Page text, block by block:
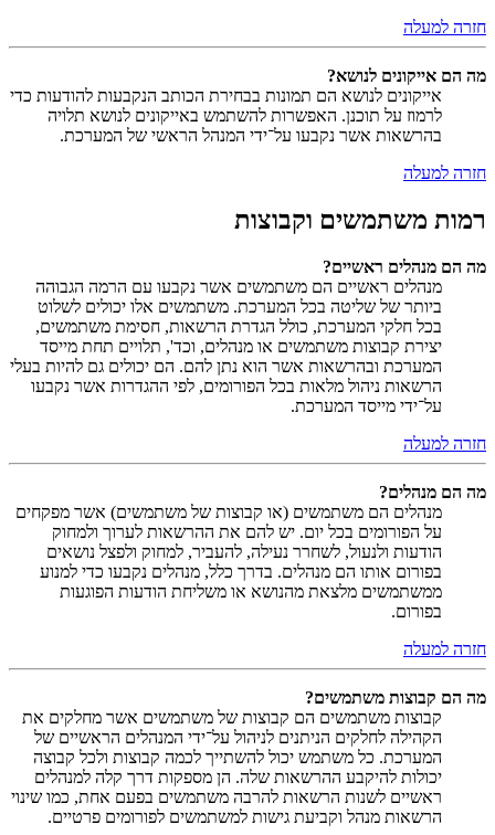
חזרה למעלה
מה הם אייקונים לנושא?
אייקונים לנושא הם תמונות בבחירת הכותב הנקבעות להודעות כדי
לרמוז על תוכנן. האפשרות להשתמש באייקונים לנושא תלויה
בהרשאות אשר נקבעו על־ידי המנהל הראשי של המערכת.
חזרה למעלה
רמות משתמשים וקבוצות
מה הם מנהלים ראשיים?
מנהלים ראשיים הם משתמשים אשר נקבעו עם הרמה הגבוהה
ביותר של שליטה בכל המערכת. משתמשים אלו יכולים לשלוט
בכל חלקי המערכת, כולל הגדרת הרשאות, חסימת משתמשים,
יצירת קבוצות משתמשים או מנהלים, וכד', תלויים תחת מייסד
המערכת ובהרשאות אשר הוא נתן להם. הם יכולים גם להיות בעלי
הרשאות ניהול מלאות בכל הפורומים, לפי ההגדרות אשר נקבעו
על־ידי מייסד המערכת.
חזרה למעלה
מה הם מנהלים?
מנהלים הם משתמשים (או קבוצות של משתמשים) אשר מפקחים
על הפורומים בכל יום. יש להם את ההרשאות לערוך ולמחוק
הודעות ולנעול, לשחרר נעילה, להעביר, למחוק ולפצל נושאים
בפורום אותו הם מנהלים. בדרך כלל, מנהלים נקבעו כדי למנוע
ממשתמשים מלצאת מהנושא או משליחת הודעות הפוגעות
בפורום.
חזרה למעלה
מה הם קבוצות משתמשים?
קבוצות משתמשים הם קבוצות של משתמשים אשר מחלקים את
הקהילה לחלקים הניתנים לניהול על־ידי המנהלים הראשיים של
המערכת. כל משתמש יכול להשתייך לכמה קבוצות ולכל קבוצה
יכולות להיקבע ההרשאות שלה. הן מספקות דרך קלה למנהלים
ראשיים לשנות הרשאות להרבה משתמשים בפעם אחת, כמו שינוי
הרשאות מנהל וקביעת גישות למשתמשים לפורומים פרטיים.